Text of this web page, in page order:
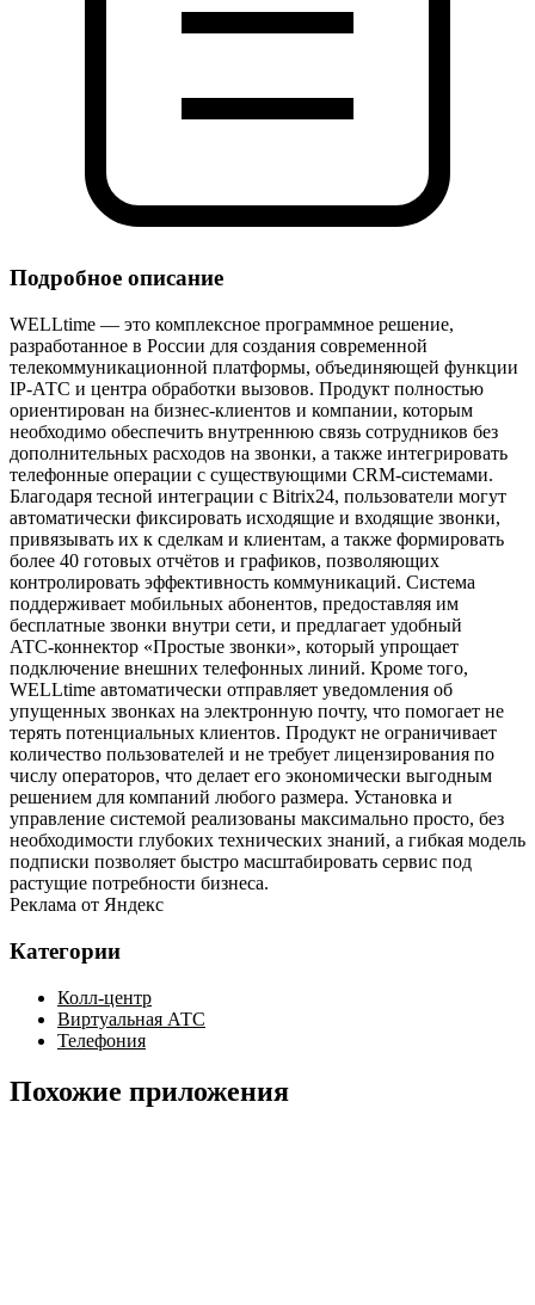
Подробное описание
WELLtime — это комплексное программное решение,
разработанное в России для создания современной
телекоммуникационной платформы, объединяющей функции
IP‑АТС и центра обработки вызовов. Продукт полностью
ориентирован на бизнес‑клиентов и компании, которым
необходимо обеспечить внутреннюю связь сотрудников без
дополнительных расходов на звонки, а также интегрировать
телефонные операции с существующими CRM‑системами.
Благодаря тесной интеграции с Bitrix24, пользователи могут
автоматически фиксировать исходящие и входящие звонки,
привязывать их к сделкам и клиентам, а также формировать
более 40 готовых отчётов и графиков, позволяющих
контролировать эффективность коммуникаций. Система
поддерживает мобильных абонентов, предоставляя им
бесплатные звонки внутри сети, и предлагает удобный
АТС‑коннектор «Простые звонки», который упрощает
подключение внешних телефонных линий. Кроме того,
WELLtime автоматически отправляет уведомления об
упущенных звонках на электронную почту, что помогает не
терять потенциальных клиентов. Продукт не ограничивает
количество пользователей и не требует лицензирования по
числу операторов, что делает его экономически выгодным
решением для компаний любого размера. Установка и
управление системой реализованы максимально просто, без
необходимости глубоких технических знаний, а гибкая модель
подписки позволяет быстро масштабировать сервис под
растущие потребности бизнеса.
Реклама от Яндекс
Категории
Колл-центр
Виртуальная АТС
Телефония
Похожие приложения